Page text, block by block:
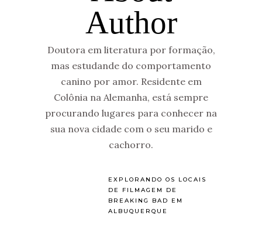
Author
Doutora em literatura por formação,
mas estudande do comportamento
canino por amor. Residente em
Colônia na Alemanha, está sempre
procurando lugares para conhecer na
sua nova cidade com o seu marido e
cachorro.
EXPLORANDO OS LOCAIS
DE FILMAGEM DE
BREAKING BAD EM
ALBUQUERQUE